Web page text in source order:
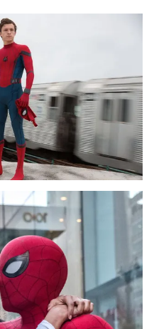
điện tử số 483/GP-BTTTT
Hạnh, Phạm Quốc Thắng,
355 932
897